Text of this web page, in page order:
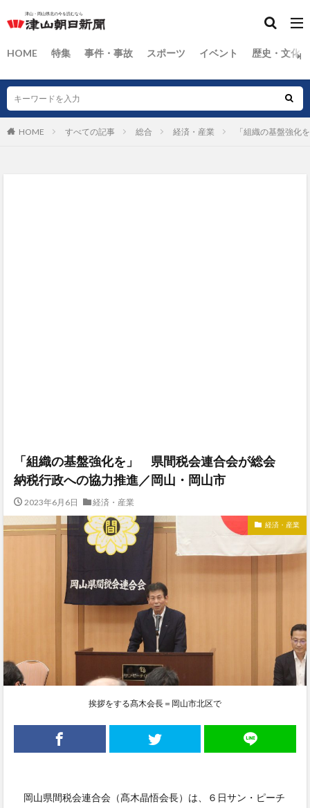
HOME 特集 事件・事故 スポーツ イベント 歴史・文化
HOME すべての記事 総合 経済・産業 「組織の基盤強
「組織の基盤強化を」 県間税会連合会が総会
納税行政への協力推進／岡山・岡山市
2023年6月6日 経済・産業
経済・産業
挨拶をする髙木会長＝岡山市北区で
岡山県間税会連合会（髙木晶悟会長）は、６日サン・ピーチ